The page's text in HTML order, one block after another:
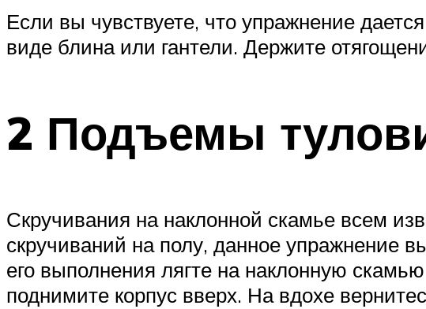
Если вы чувствуете, что упражнение
виде блина или гантели. Держите
2 Подъемы
Скручивания на наклонной скамье всем
скручиваний на полу, данное упражнение
его выполнения лягте на наклонную
поднимите корпус вверх. На вдохе